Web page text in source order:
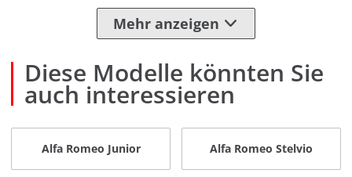
Mehr anzeigen
Diese Modelle könnten Sie
auch interessieren
Alfa Romeo Junior Alfa Romeo Stelvio